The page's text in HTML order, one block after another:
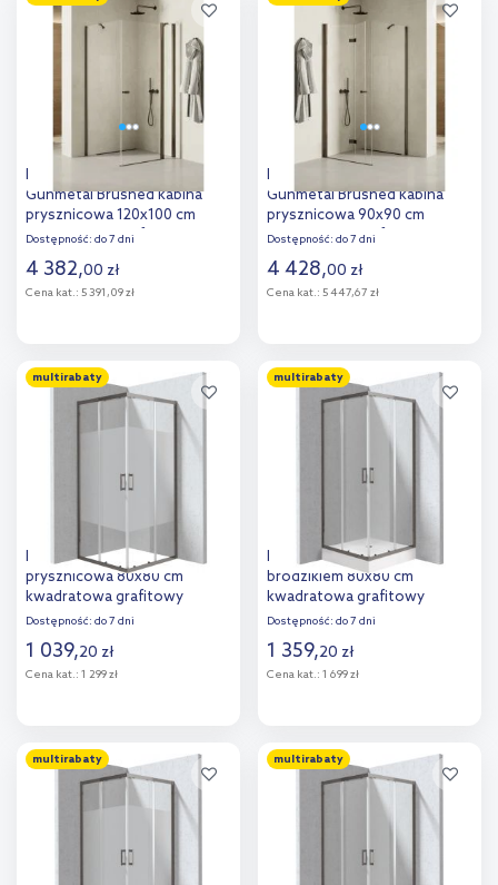
Dodaj do
Dodaj do
porównania
New Trendy New Soleo
Gunmetal Brushed kabina
prysznicowa 120x100 cm
prostokątna grafitowy
przezroczyste K-2170
Dostępność: do 7 dni
4 382,00 zł
Cena kat.: 5 391,09 zł
Dodaj do
porównania
New Trendy New Soleo
Gunmetal Brushed kabina
prysznicowa 90x90 cm
kwadratowa grafitowy
przezroczyste K-2207
Dostępność: do 7 dni
4 428,00 zł
Cena kat.: 5 447,67 zł
Dodaj do
porównania
multirabaty
Deante Funkia Evo kabina
prysznicowa 80x80 cm
kwadratowa grafitowy
mat/szkło ze wzorem pas
Dostępność: do 7 dni
1 039,20 zł
Cena kat.: 1 299 zł
Dodaj do
porównania
multirabaty
Deante Funkia Evo kabina z
brodzikiem 80x80 cm
kwadratowa grafitowy
mat/szkło przezroczyste
Dostępność: do 7 dni
1 359,20 zł
Cena kat.: 1 699 zł
Dodaj do
porównania
multirabaty multirabaty